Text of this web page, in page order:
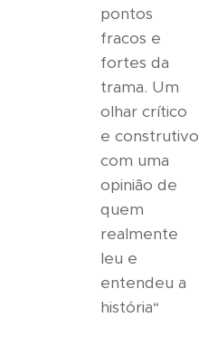
pontos
fracos e
fortes da
trama. Um
olhar crítico
e construtivo
com uma
opinião de
quem
realmente
leu e
entendeu a
história“